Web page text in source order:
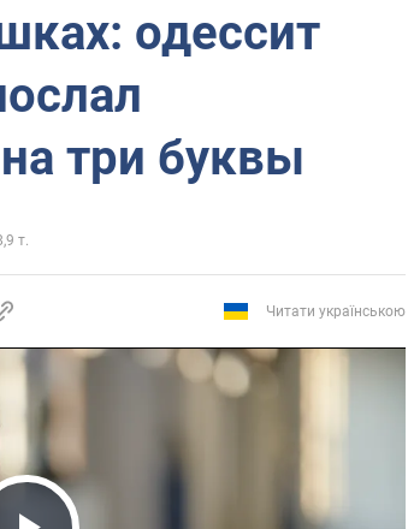
одессит
три буквы
т.
Читати українською